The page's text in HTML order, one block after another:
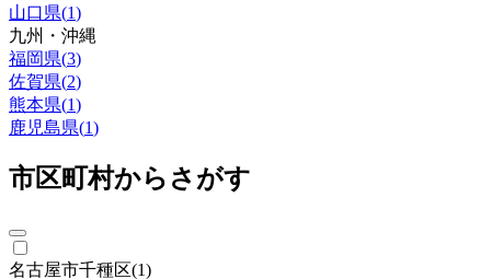
山口県(1)
九州・沖縄
福岡県(3)
佐賀県(2)
熊本県(1)
鹿児島県(1)
市区町村からさがす
名古屋市千種区(1)